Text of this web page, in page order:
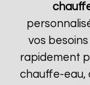
vos
rapidement
chauffe-eau,